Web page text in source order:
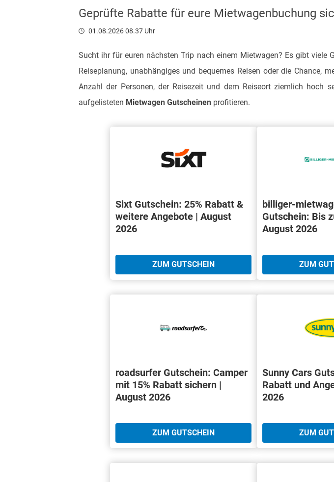
Geprüfte Rabatte für eure Mietwagenbuchung
01.08.2026 08.37 Uhr
Sucht ihr für euren nächsten Trip nach einem Mietwagen? Es gibt viele
Reiseplanung, unabhängiges und bequemes Reisen oder die Chance,
Anzahl der Personen, der Reisezeit und dem Reiseort ziemlich
aufgelisteten Mietwagen Gutscheinen profitieren.
Sixt Gutschein: 25% Rabatt &
weitere Angebote | August
2026
ZUM GUTSCHEIN
billiger-
Gutschein: Bis
August 2026
ZUM
roadsurfer Gutschein: Camper
mit 15% Rabatt sichern |
August 2026
ZUM GUTSCHEIN
Sunny Cars
Rabatt und
2026
ZUM